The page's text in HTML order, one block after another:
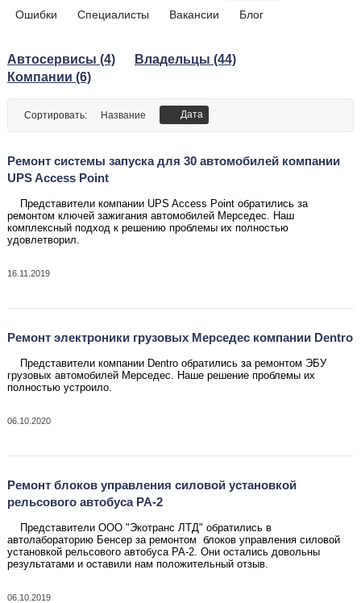
Ошибки
Специалисты Вакансии Блог
Автосервисы (4)
Владельцы (44)
Компании (6)
Сортировать: Название Дата
Ремонт системы запуска для 30 автомобилей компании
UPS Access Point
Представители компании UPS Access Point обратились за
ремонтом ключей зажигания автомобилей Мерседес . Наш
комплексный подход к решению проблемы их полностью
удовлетворил
16.11.2019
Ремонт электроники грузовых Мерседес компании Dentro
Представители компании Dentro обратились за ремонтом ЭБУ
грузовых автомобилей Мерседес . Наше решение проблемы их
полностью устроило
06.10.2020
Ремонт блоков управления силовой установкой
рельсового автобуса РА-2
Представители ООО "Экотранс ЛТД" обратились в
автолабораторию Бенсер за ремонтом блоков управления силовой
установкой рельсового автобуса РА-2 . Они остались довольны
результатами и оставили нам положительный отзыв.
06.10.2019